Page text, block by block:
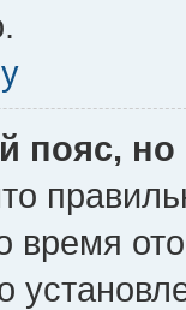
пояс,
время